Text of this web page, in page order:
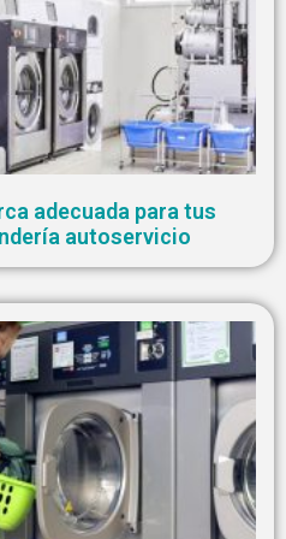
adecuada para tus
autoservicio